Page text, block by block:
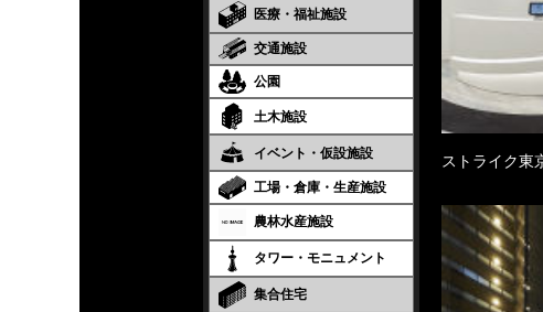
医療・福祉施設
交通施設
公園
土木施設
イベント・仮設施設
工場・倉庫・生産施設
農林水産施設
タワー・モニュメント
集合住宅
ストライク東